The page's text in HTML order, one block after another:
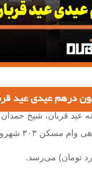
در آستانه عید قربان،
را صادر کرد.